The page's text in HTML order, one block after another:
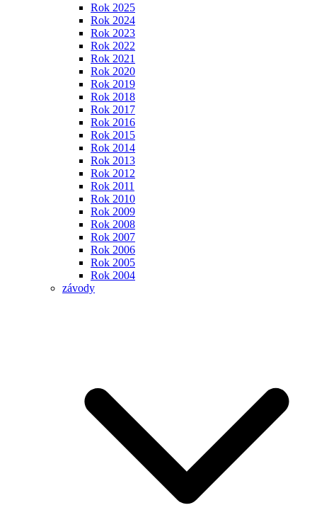
Rok 2025
Rok 2024
Rok 2023
Rok 2022
Rok 2021
Rok 2020
Rok 2019
Rok 2018
Rok 2017
Rok 2016
Rok 2015
Rok 2014
Rok 2013
Rok 2012
Rok 2011
Rok 2010
Rok 2009
Rok 2008
Rok 2007
Rok 2006
Rok 2005
Rok 2004
závody